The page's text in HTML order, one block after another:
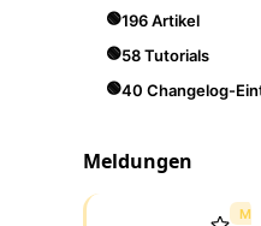
🟢196 Artikel
🟢58 Tutorials
🟢40 Changelog-
Meldungen